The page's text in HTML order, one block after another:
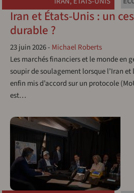
Iran et États-Unis : un
durable ?
23 juin 2026- Michael Roberts
Les marchés financiers et le monde en
soupir de soulagement lorsque l’Iran et
enfin mis d’accord sur un protocole
est…